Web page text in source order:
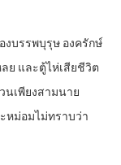
บรรพบุรุษ​ องครักษ์​
ย​ และ​ตู้​ไห่​เสียชีวิต​
น​เพียง​สามนาย​
หม่อม​ไม่ทราบ​ว่า​